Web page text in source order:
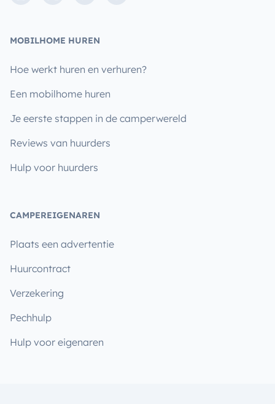
MOBILHOME HUREN
Hoe werkt huren en verhuren?
Een mobilhome huren
Je eerste stappen in de camperwereld
Reviews van huurders
Hulp voor huurders
CAMPEREIGENAREN
Plaats een advertentie
Huurcontract
Verzekering
Pechhulp
Hulp voor eigenaren